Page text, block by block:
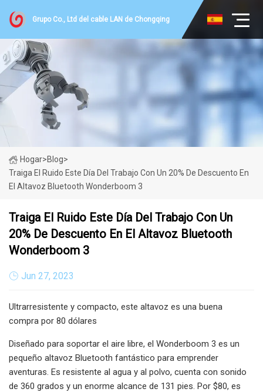
Grupo Co., Ltd del cable LAN de Chongqing
Hogar>Blog>
Traiga El Ruido Este Día Del Trabajo Con Un 20% De Descuento En
El Altavoz Bluetooth Wonderboom 3
Traiga El Ruido Este Día Del Trabajo Con Un
20% De Descuento En El Altavoz Bluetooth
Wonderboom 3
Jun 27, 2023
Ultrarresistente y compacto, este altavoz es una buena
compra por 80 dólares
Diseñado para soportar el aire libre, el Wonderboom 3 es un
pequeño altavoz Bluetooth fantástico para emprender
aventuras. Es resistente al agua y al polvo, cuenta con sonido
de 360 ​​grados y un enorme alcance de 131 pies. Por $80, es